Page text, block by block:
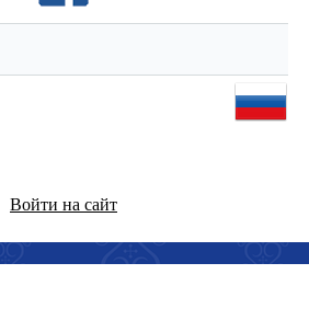
Войти на сайт